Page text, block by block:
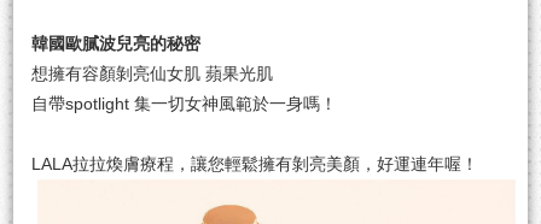
韓國歐膩波兒亮的秘密
想擁有容顏剝亮仙女肌 蘋果光肌
自帶spotlight 集一切女神風範於一身嗎！
LALA拉拉煥膚療程，讓您輕鬆擁有剝亮美顏，好運連年喔！